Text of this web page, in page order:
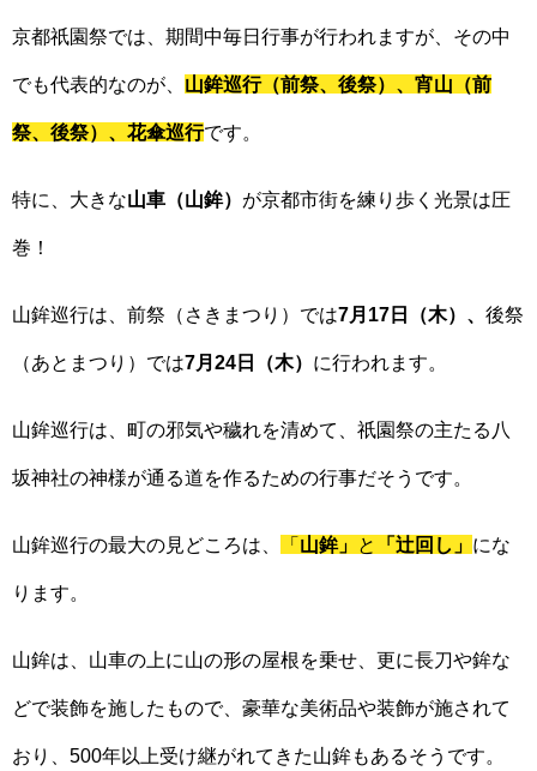
京都祇園祭では、期間中毎日行事が行われますが、その中
でも代表的なのが、 山鉾巡行（前祭、後祭）、宵山（前
祭、後祭）、花傘巡行です。
特に、大きな山車（山鉾） が京都市街を練り歩く光景は圧
巻！
山鉾巡行は、前祭（さきまつり）では7月17日（木）、 後祭
（あとまつり）では7月24日（木） に行われます。
山鉾巡行は、町の邪気や穢れを清めて、祇園祭の主たる八
坂神社の神様が通る道を作るための行事だそうです。
山鉾巡行の最大の見どころは、 「 山鉾」 と 「辻回し」 にな
ります。
山鉾は、山車の上に山の形の屋根を乗せ、更に長刀や鉾な
どで装飾を施したもので、豪華な美術品や装飾が施されて
おり、500年以上受け継がれてきた山鉾もあるそうです。